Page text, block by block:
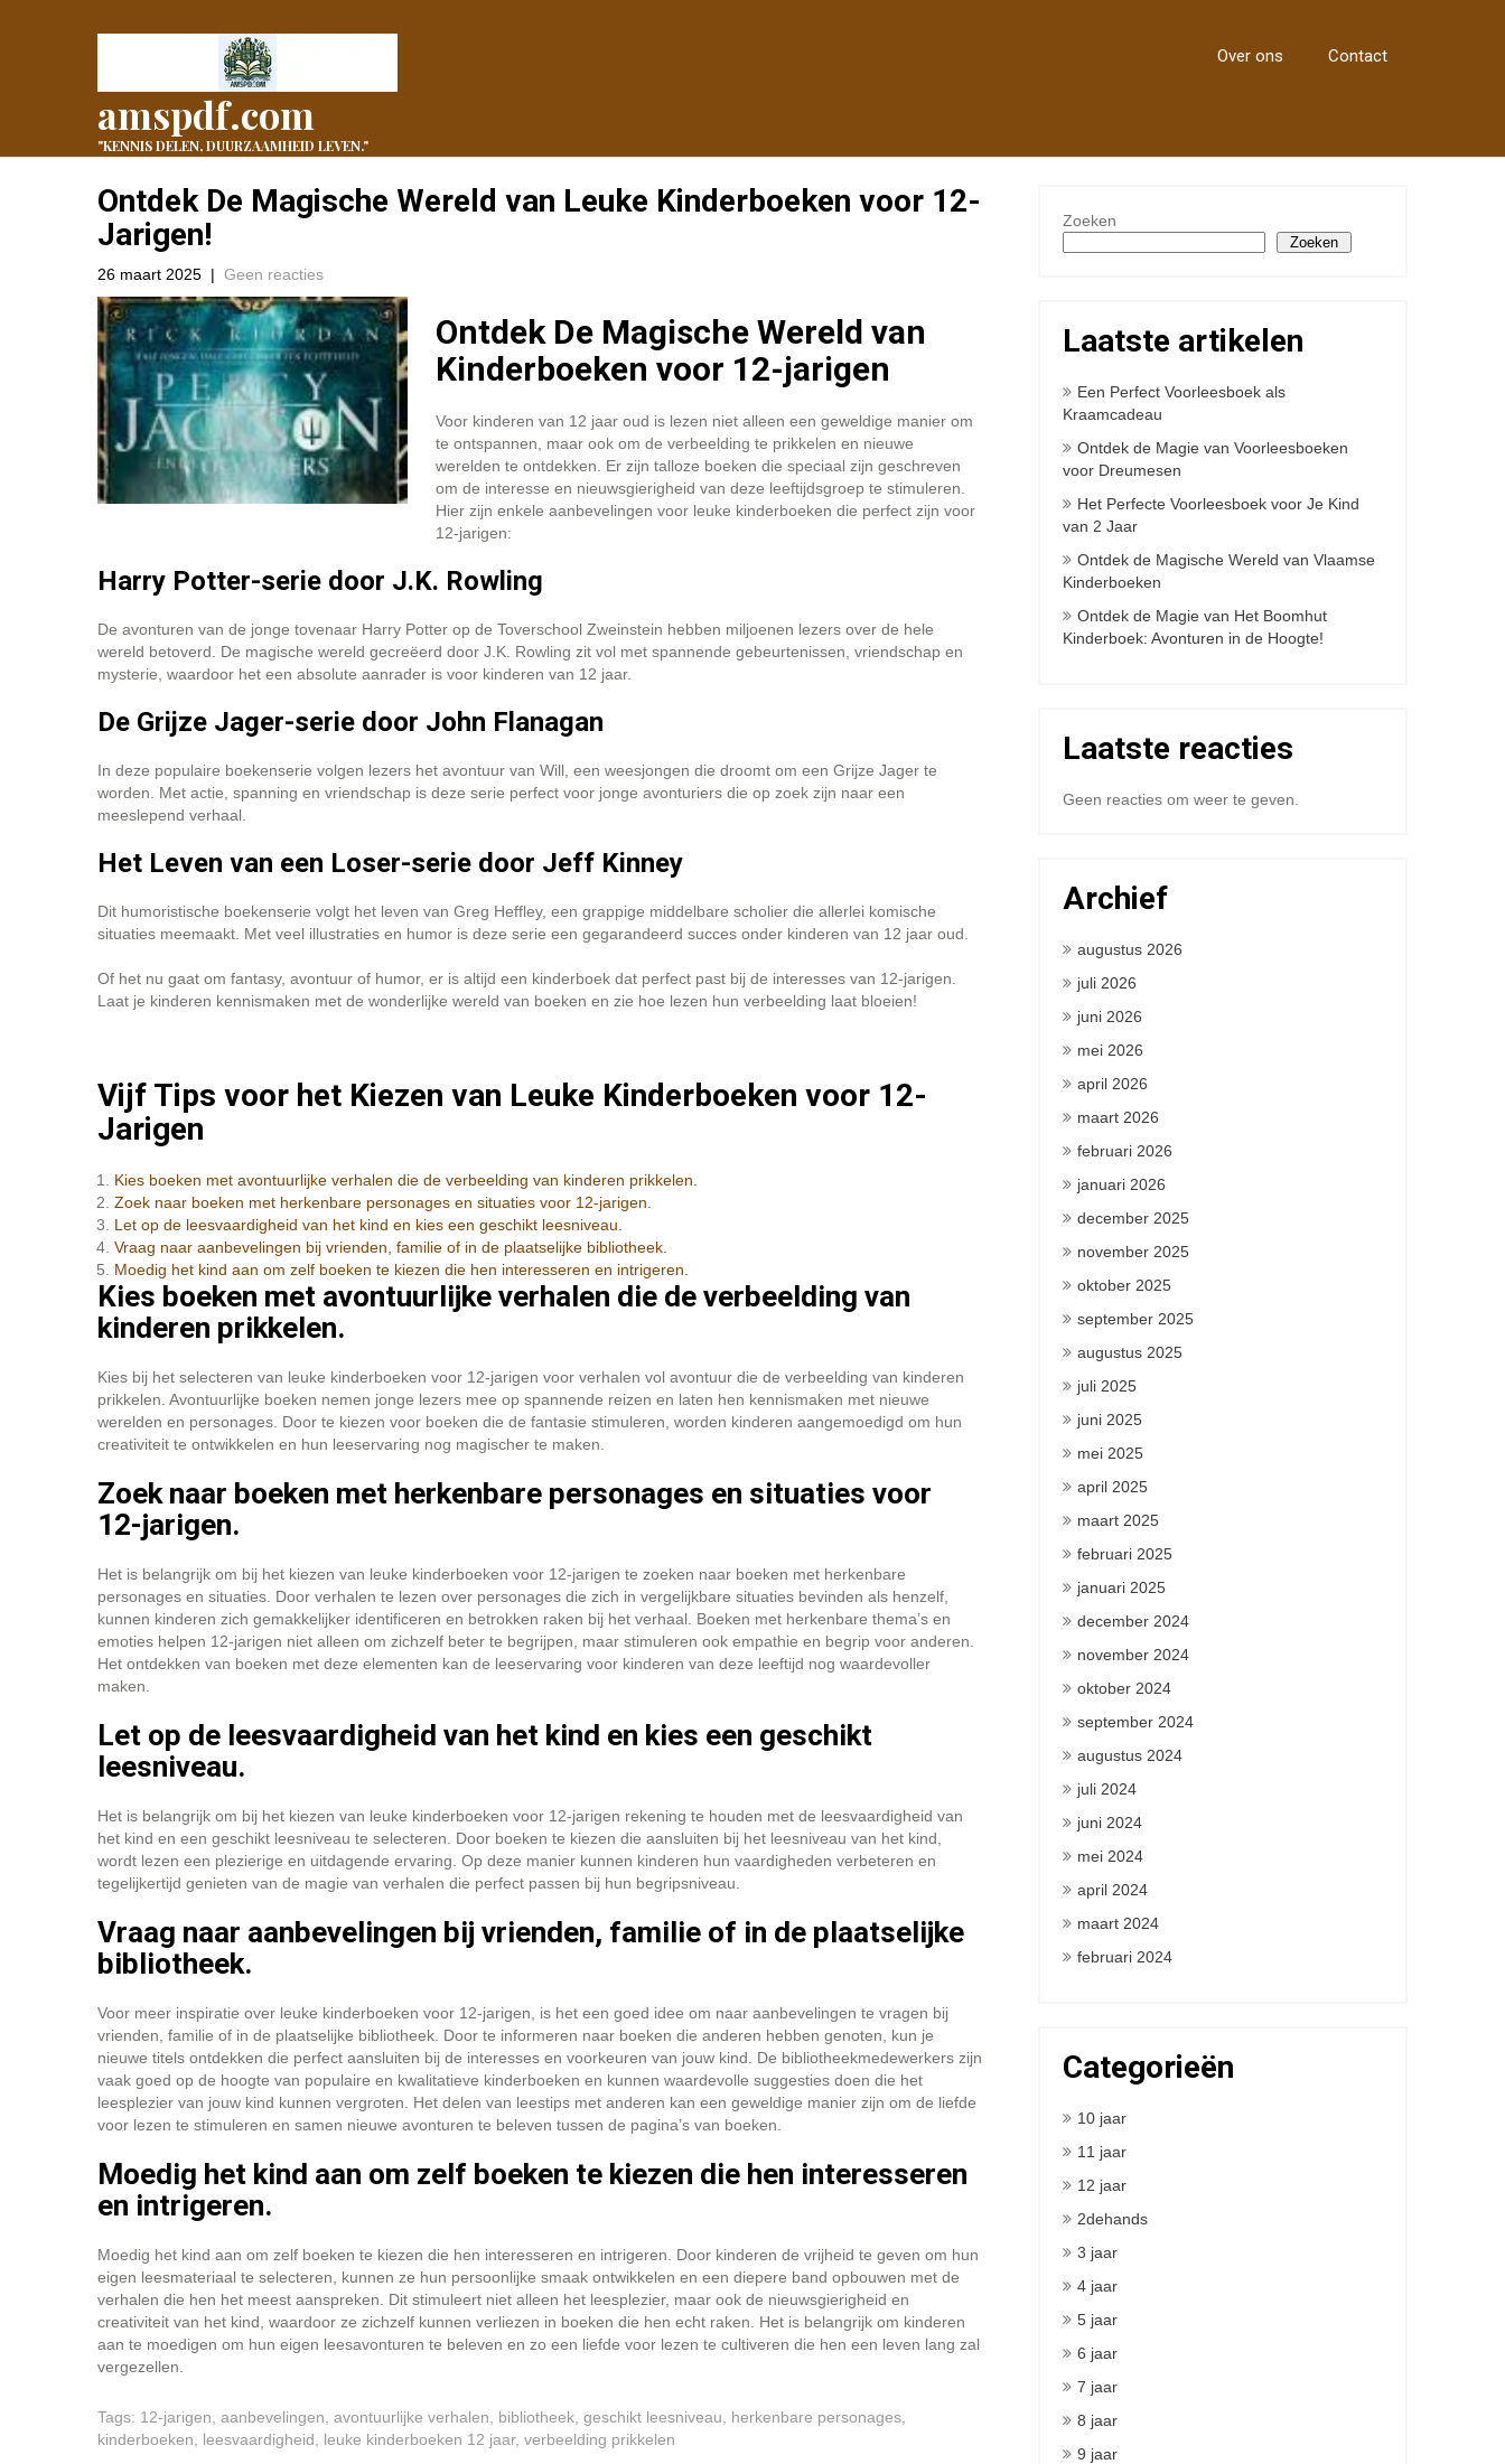
amspdf.com
"KENNIS DELEN, DUURZAAMHEID LEVEN."
Over ons Contact
Ontdek De Magische Wereld van Leuke Kinderboeken voor 12-
Jarigen!
26 maart 2025 | Geen reacties
Ontdek De Magische Wereld van
Kinderboeken voor 12-jarigen
Voor kinderen van 12 jaar oud is lezen niet alleen een geweldige manier om
te ontspannen, maar ook om de verbeelding te prikkelen en nieuwe
werelden te ontdekken. Er zijn talloze boeken die speciaal zijn geschreven
om de interesse en nieuwsgierigheid van deze leeftijdsgroep te stimuleren.
Hier zijn enkele aanbevelingen voor leuke kinderboeken die perfect zijn voor
12-jarigen:
Harry Potter-serie door J.K. Rowling
De avonturen van de jonge tovenaar Harry Potter op de Toverschool Zweinstein hebben miljoenen lezers over de hele
wereld betoverd. De magische wereld gecreëerd door J.K. Rowling zit vol met spannende gebeurtenissen, vriendschap en
mysterie, waardoor het een absolute aanrader is voor kinderen van 12 jaar.
De Grijze Jager-serie door John Flanagan
In deze populaire boekenserie volgen lezers het avontuur van Will, een weesjongen die droomt om een Grijze Jager te
worden. Met actie, spanning en vriendschap is deze serie perfect voor jonge avonturiers die op zoek zijn naar een
meeslepend verhaal.
Het Leven van een Loser-serie door Jeff Kinney
Dit humoristische boekenserie volgt het leven van Greg Heffley, een grappige middelbare scholier die allerlei komische
situaties meemaakt. Met veel illustraties en humor is deze serie een gegarandeerd succes onder kinderen van 12 jaar oud.
Of het nu gaat om fantasy, avontuur of humor, er is altijd een kinderboek dat perfect past bij de interesses van 12-jarigen.
Laat je kinderen kennismaken met de wonderlijke wereld van boeken en zie hoe lezen hun verbeelding laat bloeien!
Vijf Tips voor het Kiezen van Leuke Kinderboeken voor 12-
Jarigen
Kies boeken met avontuurlijke verhalen die de verbeelding van kinderen prikkelen.
Zoek naar boeken met herkenbare personages en situaties voor 12-jarigen.
Let op de leesvaardigheid van het kind en kies een geschikt leesniveau.
Vraag naar aanbevelingen bij vrienden, familie of in de plaatselijke bibliotheek.
Moedig het kind aan om zelf boeken te kiezen die hen interesseren en intrigeren.
Kies boeken met avontuurlijke verhalen die de verbeelding van
kinderen prikkelen.
Kies bij het selecteren van leuke kinderboeken voor 12-jarigen voor verhalen vol avontuur die de verbeelding van kinderen
prikkelen. Avontuurlijke boeken nemen jonge lezers mee op spannende reizen en laten hen kennismaken met nieuwe
werelden en personages. Door te kiezen voor boeken die de fantasie stimuleren, worden kinderen aangemoedigd om hun
creativiteit te ontwikkelen en hun leeservaring nog magischer te maken.
Zoek naar boeken met herkenbare personages en situaties voor
12-jarigen.
Het is belangrijk om bij het kiezen van leuke kinderboeken voor 12-jarigen te zoeken naar boeken met herkenbare
personages en situaties. Door verhalen te lezen over personages die zich in vergelijkbare situaties bevinden als henzelf,
kunnen kinderen zich gemakkelijker identificeren en betrokken raken bij het verhaal. Boeken met herkenbare thema’s en
emoties helpen 12-jarigen niet alleen om zichzelf beter te begrijpen, maar stimuleren ook empathie en begrip voor anderen.
Het ontdekken van boeken met deze elementen kan de leeservaring voor kinderen van deze leeftijd nog waardevoller
maken.
Let op de leesvaardigheid van het kind en kies een geschikt
leesniveau.
Het is belangrijk om bij het kiezen van leuke kinderboeken voor 12-jarigen rekening te houden met de leesvaardigheid van
het kind en een geschikt leesniveau te selecteren. Door boeken te kiezen die aansluiten bij het leesniveau van het kind,
wordt lezen een plezierige en uitdagende ervaring. Op deze manier kunnen kinderen hun vaardigheden verbeteren en
tegelijkertijd genieten van de magie van verhalen die perfect passen bij hun begripsniveau.
Vraag naar aanbevelingen bij vrienden, familie of in de plaatselijke
bibliotheek.
Voor meer inspiratie over leuke kinderboeken voor 12-jarigen, is het een goed idee om naar aanbevelingen te vragen bij
vrienden, familie of in de plaatselijke bibliotheek. Door te informeren naar boeken die anderen hebben genoten, kun je
nieuwe titels ontdekken die perfect aansluiten bij de interesses en voorkeuren van jouw kind. De bibliotheekmedewerkers zijn
vaak goed op de hoogte van populaire en kwalitatieve kinderboeken en kunnen waardevolle suggesties doen die het
leesplezier van jouw kind kunnen vergroten. Het delen van leestips met anderen kan een geweldige manier zijn om de liefde
voor lezen te stimuleren en samen nieuwe avonturen te beleven tussen de pagina’s van boeken.
Moedig het kind aan om zelf boeken te kiezen die hen interesseren
en intrigeren.
Moedig het kind aan om zelf boeken te kiezen die hen interesseren en intrigeren. Door kinderen de vrijheid te geven om hun
eigen leesmateriaal te selecteren, kunnen ze hun persoonlijke smaak ontwikkelen en een diepere band opbouwen met de
verhalen die hen het meest aanspreken. Dit stimuleert niet alleen het leesplezier, maar ook de nieuwsgierigheid en
creativiteit van het kind, waardoor ze zichzelf kunnen verliezen in boeken die hen echt raken. Het is belangrijk om kinderen
aan te moedigen om hun eigen leesavonturen te beleven en zo een liefde voor lezen te cultiveren die hen een leven lang zal
vergezellen.
Tags: 12-jarigen aanbevelingen avontuurlijke verhalen bibliotheek geschikt leesniveau herkenbare personages
kinderboeken
leesvaardigheid leuke kinderboeken 12 jaar, verbeelding prikkelen
Zoeken
Zoeken
Laatste artikelen
Een Perfect Voorleesboek als
Kraamcadeau
Ontdek de Magie van Voorleesboeken
voor Dreumesen
Het Perfecte Voorleesboek voor Je Kind
van 2 Jaar
Ontdek de Magische Wereld van Vlaamse
Kinderboeken
Ontdek de Magie van Het Boomhut
Kinderboek: Avonturen in de Hoogte!
Laatste reacties
Geen reacties om weer te geven.
Archief
augustus 2026
juli 2026
juni 2026
mei 2026
april 2026
maart 2026
februari 2026
januari 2026
december 2025
november 2025
oktober 2025
september 2025
augustus 2025
juli 2025
juni 2025
mei 2025
april 2025
maart 2025
februari 2025
januari 2025
december 2024
november 2024
oktober 2024
september 2024
augustus 2024
juli 2024
juni 2024
mei 2024
april 2024
maart 2024
februari 2024
Categorieën
10 jaar
11 jaar
12 jaar
2dehands
3 jaar
4 jaar
5 jaar
6 jaar
7 jaar
8 jaar
9 jaar